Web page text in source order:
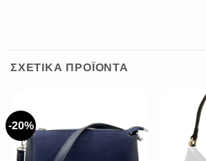
ΣΧΕΤΙΚΆ ΠΡΟΪΌΝΤΑ
-20%